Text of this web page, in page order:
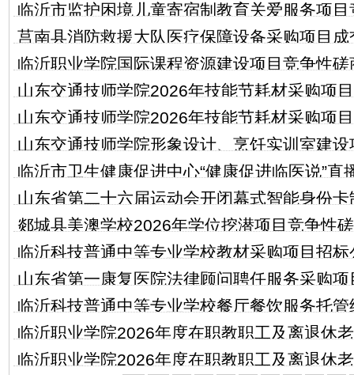
临沂市监护困境儿童寄宿制教育关爱服务项
公告
莒南县消防救援大队医疗保障设备采购项目成
临沂职业学院国际课程资源建设项目竞争性磋
山东交通技师学院2026年技能节耗材采购项
购包2）
山东交通技师学院2026年技能节耗材采购项
购包1）
山东交通技师学院形象设计、烹饪实训室建
公告（采购包1）
临沂市卫生健康促进中心“健康促进临医说”直
竞争性磋商公告
山东省第二十六届运动会开闭幕式智能身份
采购项目竞争性磋商公告
郯城县美澳学校2026年学位挖潜项目竞争性
临沂科技普通中等专业学校教材采购项目招标
山东省第一康复医院法律顾问聘任服务采购
告
临沂科技普通中等专业学校餐厅餐饮服务托
磋商公告
临沂职业学院2026年度在职教职工及离退休
(三次)竞争性磋商公告
临沂职业学院2026年度在职教职工及离退休